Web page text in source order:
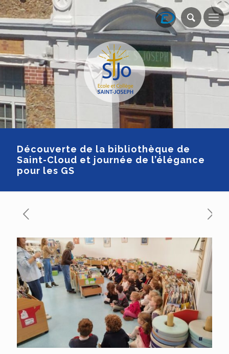
Découverte de la bibliothèque de
Saint-Cloud et journée de l’élégance
pour les GS